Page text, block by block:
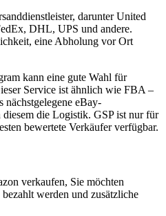
darunter United
DHL, UPS und andere.
eine Abholung vor Ort
kann eine gute Wahl für
Service ist ähnlich wie FBA –
nächstgelegene eBay-
diesem die Logistik. GSP ist nur für
bewertete Verkäufer verfügbar.
verkaufen, Sie möchten
werden und zusätzliche